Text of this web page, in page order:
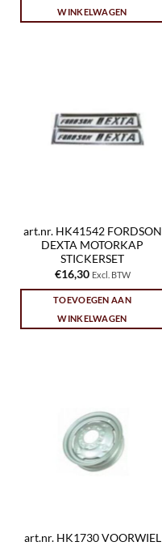
WINKELWAGEN
art.nr. HK41542 FORDSON
DEXTA MOTORKAP
STICKERSET
€16,30 Excl. BTW
TOEVOEGEN AAN
WINKELWAGEN
art.nr. HK1730 VOORWIEL